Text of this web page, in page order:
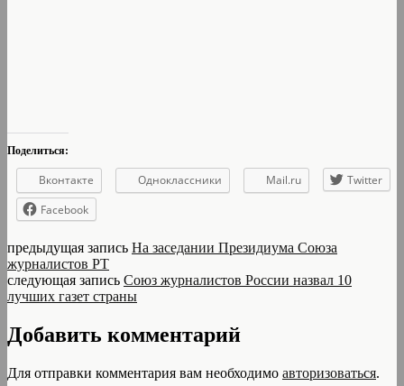
Поделиться:
Вконтакте Одноклассники Mail.ru
Twitter
Facebook
предыдущая запись На заседании Президиума Союза
журналистов РТ
следующая запись Союз журналистов России назвал 10
лучших газет страны
Добавить комментарий
Для отправки комментария вам необходимо авторизоваться.